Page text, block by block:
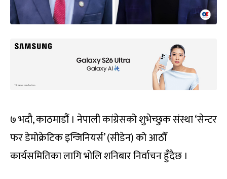
७ भदौ, काठमाडौं । नेपाली कांग्रेसको शुभेच्छुक संस्था ‘सेन्टर
फर डेमोक्रेटिक इन्जिनियर्स’ (सीडेन) को आठौँ
कार्यसमितिका लागि भोलि शनिबार निर्वाचन हुँदैछ ।